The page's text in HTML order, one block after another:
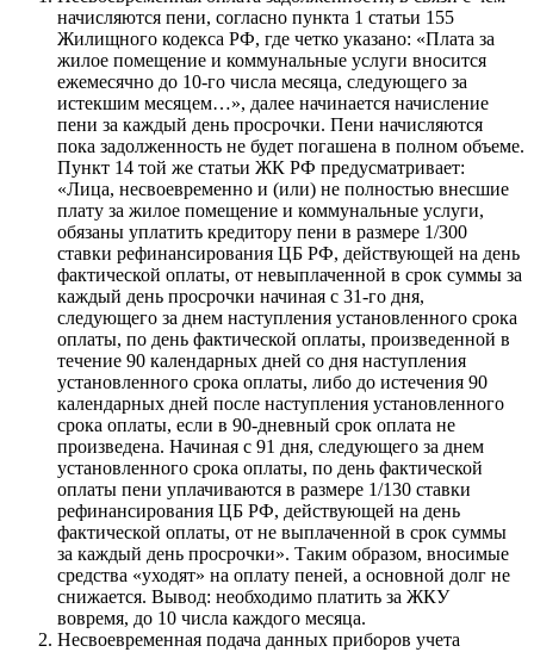
начисляются пени, согласно пункта 1 статьи 155
Жилищного кодекса РФ, где четко указано: «Плата за
жилое помещение и коммунальные услуги вносится
ежемесячно до 10-го числа месяца, следующего за
истекшим месяцем…», далее начинается начисление
пени за каждый день просрочки. Пени начисляются
пока задолженность не будет погашена в полном объеме.
Пункт 14 той же статьи ЖК РФ предусматривает:
«Лица, несвоевременно и (или) не полностью внесшие
плату за жилое помещение и коммунальные услуги,
обязаны уплатить кредитору пени в размере 1/300
ставки рефинансирования ЦБ РФ, действующей на день
фактической оплаты, от невыплаченной в срок суммы за
каждый день просрочки начиная с 31-го дня,
следующего за днем наступления установленного срока
оплаты, по день фактической оплаты, произведенной в
течение 90 календарных дней со дня наступления
установленного срока оплаты, либо до истечения 90
календарных дней после наступления установленного
срока оплаты, если в 90-дневный срок оплата не
произведена. Начиная с 91 дня, следующего за днем
установленного срока оплаты, по день фактической
оплаты пени уплачиваются в размере 1/130 ставки
рефинансирования ЦБ РФ, действующей на день
фактической оплаты, от не выплаченной в срок суммы
за каждый день просрочки». Таким образом, вносимые
средства «уходят» на оплату пеней, а основной долг не
снижается. Вывод: необходимо платить за ЖКУ
вовремя, до 10 числа каждого месяца.
Несвоевременная подача данных приборов учета